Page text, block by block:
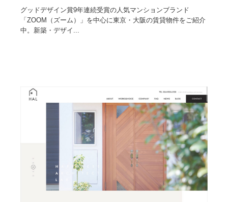
グッドデザイン賞9年連続受賞の人気マンションブランド
「ZOOM（ズーム）」を中心に東京・大阪の賃貸物件をご紹介
中。新築・デザイ...